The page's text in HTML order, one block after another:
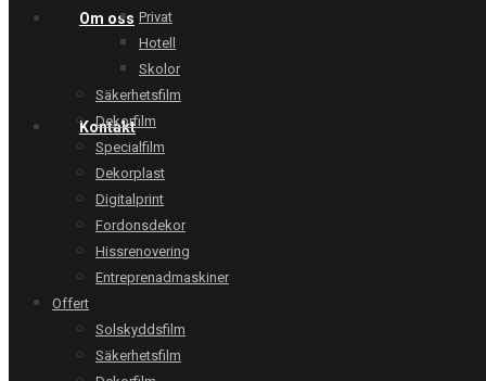
Om oss
Kontakt
Privat
Hotell
Skolor
Säkerhetsfilm
Dekorfilm
Specialfilm
Dekorplast
Digitalprint
Fordonsdekor
Hissrenovering
Entreprenadmaskiner
Offert
Solskyddsfilm
Säkerhetsfilm